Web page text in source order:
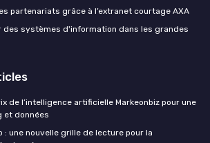
partenariats grâce à l’extranet courtage AXA
des systèmes d'information dans les grandes
de l’intelligence artificielle Markeonbiz pour une
et données
: une nouvelle grille de lecture pour la